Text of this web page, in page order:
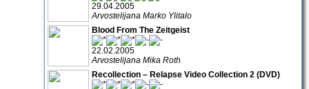
29.04.2005
Arvostelijana Marko Ylitalo
Blood From The Zeitgeist
22.02.2005
Arvostelijana Mika Roth
Recollection – Relapse Video Collection 2 (DVD)